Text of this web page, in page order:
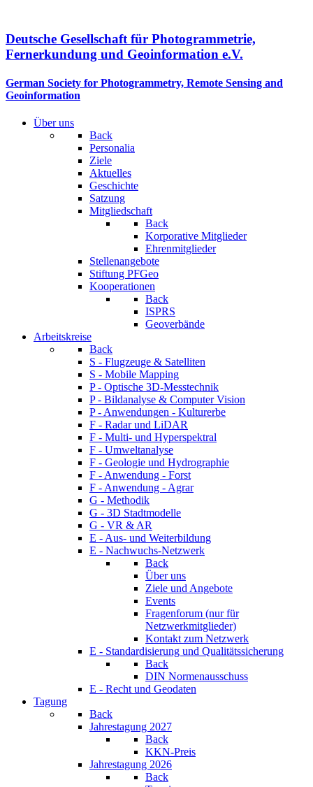
Deutsche Gesellschaft für Photogrammetrie,
Fernerkundung und Geoinformation e.V.
German Society for Photogrammetry, Remote Sensing and
Geoinformation
Über uns
Back
Personalia
Ziele
Aktuelles
Geschichte
Satzung
Mitgliedschaft
Back
Korporative Mitglieder
Ehrenmitglieder
Stellenangebote
Stiftung PFGeo
Kooperationen
Back
ISPRS
Geoverbände
Arbeitskreise
Back
S - Flugzeuge & Satelliten
S - Mobile Mapping
P - Optische 3D-Messtechnik
P - Bildanalyse & Computer Vision
P - Anwendungen - Kulturerbe
F - Radar und LiDAR
F - Multi- und Hyperspektral
F - Umweltanalyse
F - Geologie und Hydrographie
F - Anwendung - Forst
F - Anwendung - Agrar
G - Methodik
G - 3D Stadtmodelle
G - VR & AR
E - Aus- und Weiterbildung
E - Nachwuchs-Netzwerk
Back
Über uns
Ziele und Angebote
Events
Fragenforum (nur für
Netzwerkmitglieder)
Kontakt zum Netzwerk
E - Standardisierung und Qualitätssicherung
Back
DIN Normenausschuss
E - Recht und Geodaten
Tagung
Back
Jahrestagung 2027
Back
KKN-Preis
Jahrestagung 2026
Back